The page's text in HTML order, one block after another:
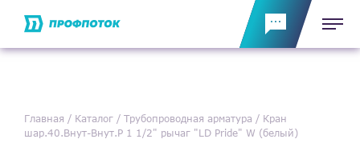
Главная Каталог Трубопроводная арматура
Кран
шар.40.Внут-Внут.Р 1 1/2" рычаг "LD Pride" W (белый)